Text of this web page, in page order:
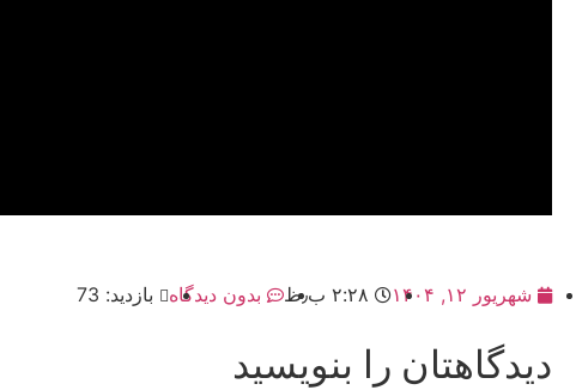
شهریور ۱۲, ۱۴۰۴ ۲:۲۸ ب٫ظ بدون دیدگاه بازدید: 73
دیدگاهتان را بنویسید